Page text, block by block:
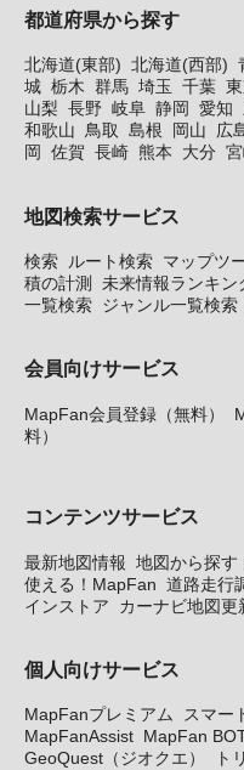
都道府県から探す
北海道(東部) 北海道(西部)
城 栃木 群馬 埼玉 千葉
山梨 長野 岐阜 静岡 愛知
和歌山 鳥取 島根 岡山 広
岡
佐賀 長崎 熊本 大分
地図検索サービス
検索 ルート検索 マップツ
積の計測
未来情報ランキン
一覧検索 ジャンル一覧検索
会員向けサービス
MapFan会員登録（無料）
料）
コンテンツサービス
最新地図情報 地図から探す
使える！MapFan 道路走行
インストア
カーナビ地図更
個人向けサービス
MapFanプレミアム
スマー
MapFanAssist MapFan
GeoQuest（ジオクエ）
ト